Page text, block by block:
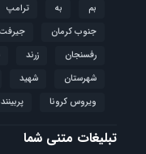
بم
به ترامپ
جنوب کرمان
جیرفت
رفسنجان
زرند
شهرستان
شهید
ویروس کرونا
تبلیغات متنی شما